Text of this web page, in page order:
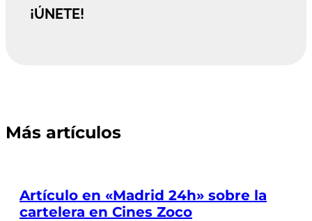
¡ÚNETE!
Más artículos
Artículo en «Madrid 24h» sobre la
cartelera en Cines Zoco